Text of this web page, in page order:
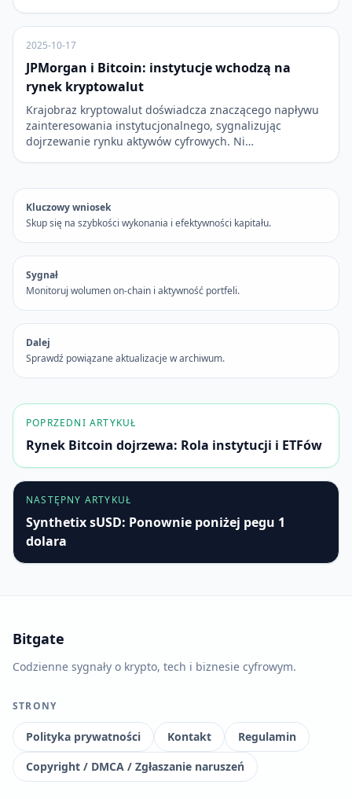
2025-10-17
JPMorgan i Bitcoin: instytucje wchodzą na
rynek kryptowalut
Krajobraz kryptowalut doświadcza znaczącego napływu
zainteresowania instytucjonalnego, sygnalizując
dojrzewanie rynku aktywów cyfrowych. Ni…
Kluczowy wniosek
Skup się na szybkości wykonania i efektywności kapitału.
Sygnał
Monitoruj wolumen on-chain i aktywność portfeli.
Dalej
Sprawdź powiązane aktualizacje w archiwum.
POPRZEDNI ARTYKUŁ
Rynek Bitcoin dojrzewa: Rola instytucji i ETFów
NASTĘPNY ARTYKUŁ
Synthetix sUSD: Ponownie poniżej pegu 1
dolara
Bitgate
Codzienne sygnały o krypto, tech i biznesie cyfrowym.
STRONY
Polityka prywatności Kontakt
Regulamin
Copyright / DMCA / Zgłaszanie naruszeń